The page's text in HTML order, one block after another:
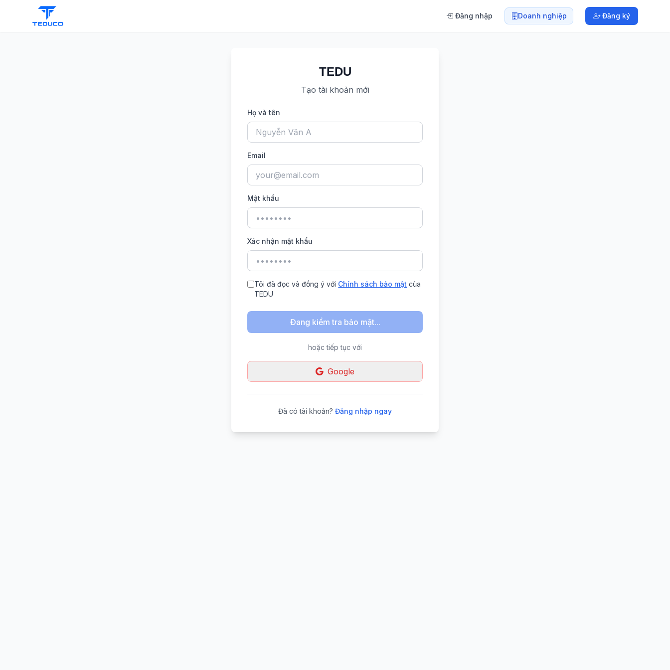
Đăng nhập Doanh nghiệp Đăng ký
TEDU
Tạo tài khoản mới
Họ và tên
Email
Mật khẩu
Xác nhận mật khẩu
Tôi đã đọc và đồng ý với Chính sách bảo mật của
TEDU
Đang kiểm tra bảo mật...
hoặc tiếp tục với
Google
Đã có tài khoản? Đăng nhập ngay